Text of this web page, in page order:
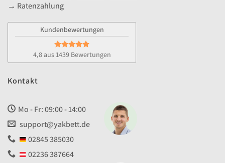
→ Ratenzahlung
Kundenbewertungen
4,8 aus 1439 Bewertungen
Kontakt
Mo - Fr: 09:00 - 14:00
support@yakbett.de
02845 385030
02236 387664